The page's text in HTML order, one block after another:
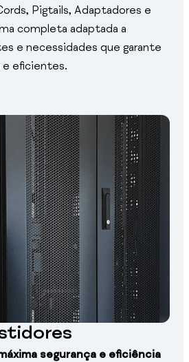
Pigtails, Adaptadores e
completa adaptada a
e necessidades que garante
e eficientes.
segurança e eficiência